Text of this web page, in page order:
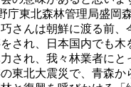
庁東北森林管理局盛岡
さんは朝鮮に渡る前
され、日本国内でも
され、我々林業者にと
東北大震災で、青森か